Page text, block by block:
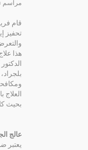
مراسم
قام
تحفيز
هذا علاج يومي
بحيث
عالج